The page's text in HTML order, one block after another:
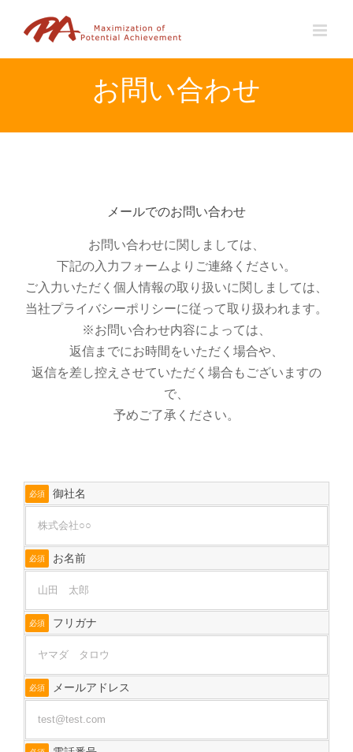
お問い合わせ
メールでのお問い合わせ
お問い合わせに関しましては、
下記の入力フォームよりご連絡ください。
ご入力いただく個人情報の取り扱いに関しましては、
当社プライバシーポリシーに従って取り扱われます。
※お問い合わせ内容によっては、
返信までにお時間をいただく場合や、
返信を差し控えさせていただく場合もございますの
で、
予めご了承ください。
必須 御社名
必須 お名前
必須 フリガナ
必須 メールアドレス